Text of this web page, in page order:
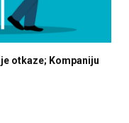
otkaze; Kompaniju